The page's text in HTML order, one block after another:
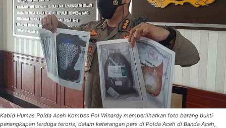
Kabid Humas Polda Aceh Kombes Pol Winardy memperlihatkan foto barang bukti
penangkapan terduga teroris, dalam keterangan pers di Polda Aceh di Banda Aceh,